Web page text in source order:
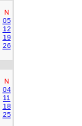
N
05
12
19
26
N
04
11
18
25